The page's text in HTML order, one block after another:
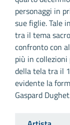
personaggi in
sue figlie. Tale
tra il tema
confronto con
più in
della tela tra il
evidente la
Gaspard